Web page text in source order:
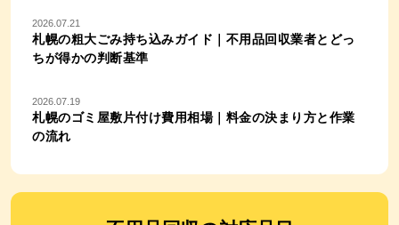
2026.07.21
札幌の粗大ごみ持ち込みガイド｜不用品回収業者とどっ
ちが得かの判断基準
2026.07.19
札幌のゴミ屋敷片付け費用相場｜料金の決まり方と作業
の流れ